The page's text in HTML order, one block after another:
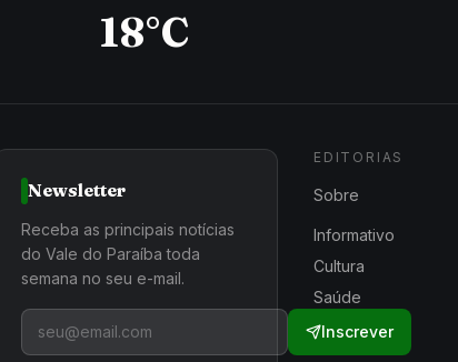
18°C
Newsletter
Receba as principais notícias
do Vale do Paraíba toda
semana no seu e-mail.
Inscrever
EDITORIAS
Sobre
Informativo
Cultura
Saúde